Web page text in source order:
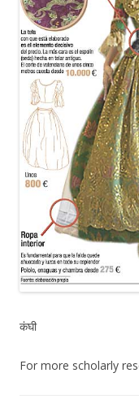
कंघी
For more scholarly